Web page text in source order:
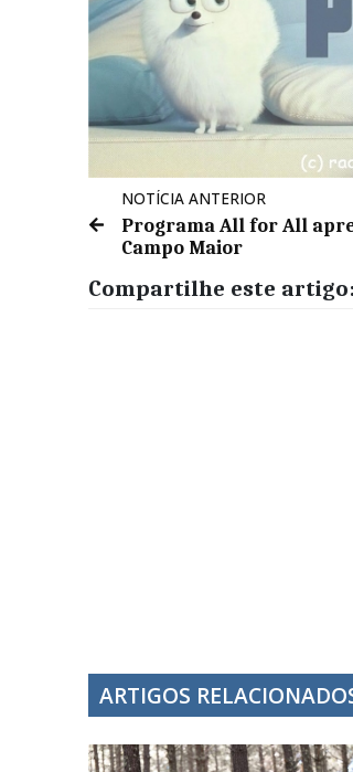
NOTÍCIA ANTERIOR
Programa All for All
Campo Maior
Compartilhe este artigo:
ARTIGOS